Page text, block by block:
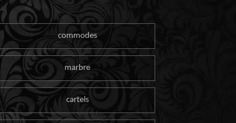
commodes
marbre
cartels